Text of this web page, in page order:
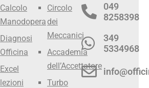
Calcolo
Manodopera
Diagnosi
Officina
Excel
lezioni
Circolo
dei
Meccanici
Accademia
dell’Accettatore
Turbo
049
8258398
349
5334968